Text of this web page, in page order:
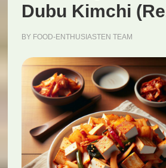
Dubu Kimchi
BY FOOD-ENTHUSIASTEN TEAM